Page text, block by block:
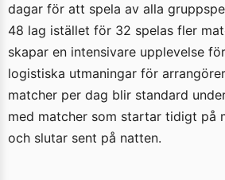
dagar för att spela av alla
48 lag istället för 32 spelas fler
skapar en intensivare upplevelse
logistiska utmaningar för
matcher per dag blir standard
med matcher som startar tidigt på
och slutar sent på natten.